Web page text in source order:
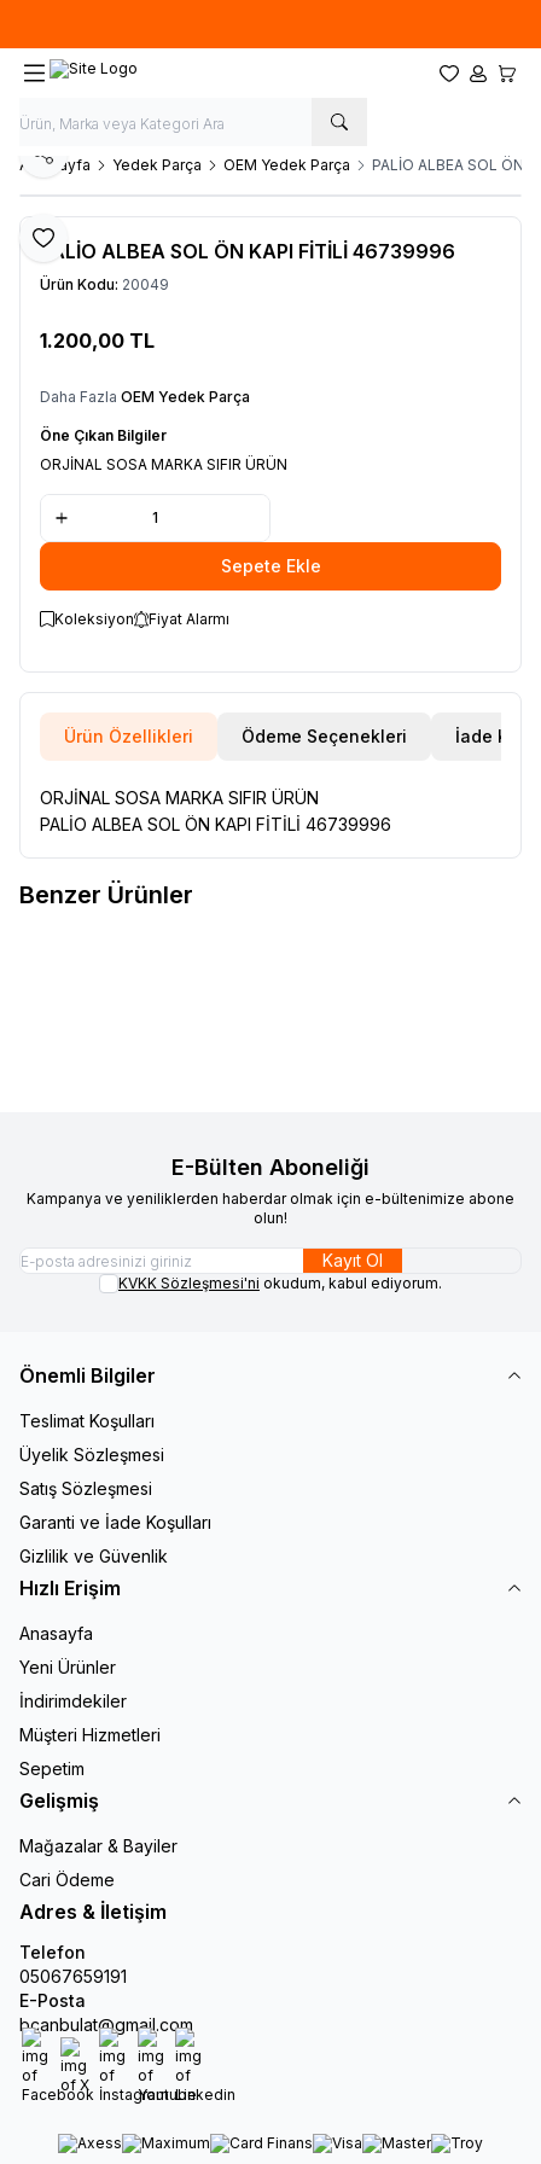
Favorilerim
Hesabım
Ana Sayfa Yedek Parça OEM Yedek Parça PALİO ALBEA SOL ÖN
Favoriye Ekle
Paylaş
PALİO ALBEA SOL ÖN KAPI FİTİLİ 46739996
Ürün Kodu: 20049
1.200,00 TL
Daha Fazla OEM Yedek Parça
Öne Çıkan Bilgiler
ORJİNAL SOSA MARKA SIFIR ÜRÜN
Sepete Ekle
Koleksiyon Fiyat Alarmı
Ürün Özellikleri Ödeme Seçenekleri İade
ORJİNAL SOSA MARKA SIFIR ÜRÜN
PALİO ALBEA SOL ÖN KAPI FİTİLİ 46739996
Benzer Ürünler
E-Bülten Aboneliği
Kampanya ve yeniliklerden haberdar olmak için e-bültenimize abone
olun!
Kayıt Ol
KVKK Sözleşmesi'ni okudum, kabul ediyorum.
Önemli Bilgiler
Teslimat Koşulları
Üyelik Sözleşmesi
Satış Sözleşmesi
Garanti ve İade Koşulları
Gizlilik ve Güvenlik
Hızlı Erişim
Anasayfa
Yeni Ürünler
İndirimdekiler
Müşteri Hizmetleri
Sepetim
Gelişmiş
Mağazalar & Bayiler
Cari Ödeme
Adres & İletişim
Telefon
05067659191
E-Posta
bcanbulat@gmail.com
Facebook
X İnstagram
Youtube